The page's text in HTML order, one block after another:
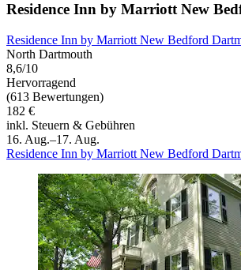
Residence Inn by Marriott New
Residence Inn by Marriott New Bedford
North Dartmouth
8,6/10
Hervorragend
(613 Bewertungen)
182 €
inkl. Steuern & Gebühren
16. Aug.–17. Aug.
Residence Inn by Marriott New Bedford